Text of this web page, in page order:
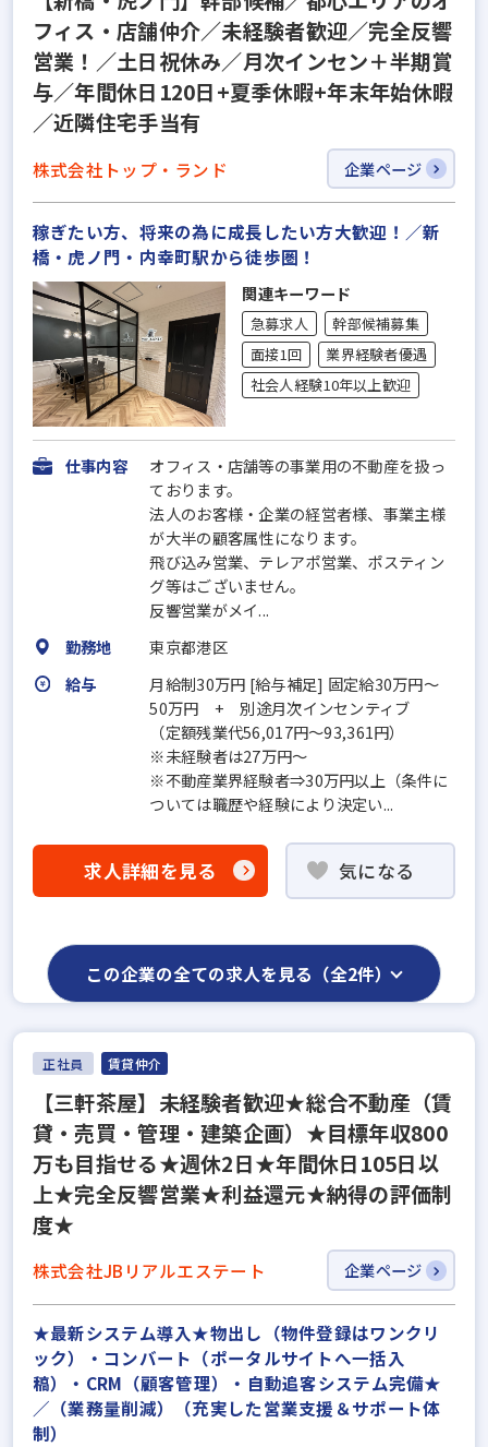
フィス・店舗仲介／未経験者歓迎／完全反響
営業！／土日祝休み／月次インセン＋半期賞
与／年間休日120日+夏季休暇+年末年始休暇
／近隣住宅手当有
株式会社トップ・ランド 企業ページ
稼ぎたい方、将来の為に成長したい方大歓迎！／新
橋・虎ノ門・内幸町駅から徒歩圏！
関連キーワード
急募求人
幹部候補募集
面接1回
業界経験者優遇
社会人経験10年以上歓迎
仕事内容
オフィス・店舗等の事業用の不動産を扱っ
ております。
法人のお客様・企業の経営者様、事業主様
が大半の顧客属性になります。
飛び込み営業、テレアポ営業、ポスティン
グ等はございません。
反響営業がメイ...
勤務地
東京都港区
給与
月給制30万円 [給与補足] 固定給30万円～
50万円 + 別途月次インセンティブ
（定額残業代56,017円～93,361円）
※未経験者は27万円～
※不動産業界経験者⇒30万円以上（条件に
ついては職歴や経験により決定い...
求人詳細を見る 気になる
この企業の全ての求人を見る（全2件）
正社員 賃貸仲介
【三軒茶屋】未経験者歓迎★総合不動産（賃
貸・売買・管理・建築企画）★目標年収800
万も目指せる★週休2日★年間休日105日以
上★完全反響営業★利益還元★納得の評価制
度★
株式会社JBリアルエステート 企業ページ
★最新システム導入★物出し（物件登録はワンクリ
ック）・コンバート（ポータルサイトへ一括入
稿）・CRM（顧客管理）・自動追客システム完備★
／（業務量削減）（充実した営業支援＆サポート体
制）